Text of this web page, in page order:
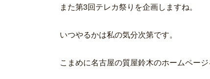
また第3回テレカ祭りを企画しますね。
いつやるかは私の気分次第です。
こまめに名古屋の質屋鈴木のホームページ